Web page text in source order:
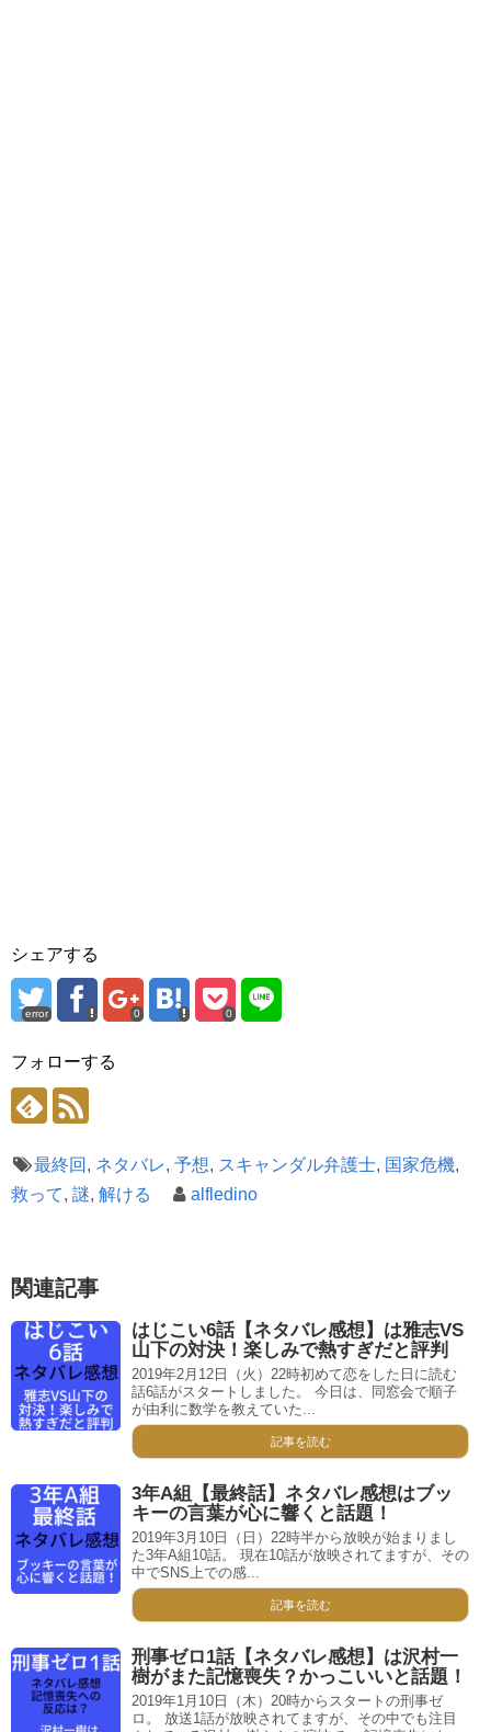
シェアする
error 0 0
フォローする
最終回 , ネタバレ, 予想, スキャンダル弁護士, 国家危機,
救って, 謎, 解ける alfledino
関連記事
はじこい6話【ネタバレ感想】は雅志VS
山下の対決！楽しみで熱すぎだと評判
2019年2月12日（火）22時初めて恋をした日に読む
話6話がスタートしました。 今日は、同窓会で順子
が由利に数学を教えていた...
記事を読む
3年A組【最終話】ネタバレ感想はブッ
キーの言葉が心に響くと話題！
2019年3月10日（日）22時半から放映が始まりまし
た3年A組10話。 現在10話が放映されてますが、その
中でSNS上での感...
記事を読む
刑事ゼロ1話【ネタバレ感想】は沢村一
樹がまた記憶喪失？かっこいいと話題！
2019年1月10日（木）20時からスタートの刑事ゼ
ロ。 放送1話が放映されてますが、その中でも注目